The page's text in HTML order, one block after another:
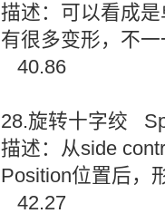
描述：可以看成
有很多变形，不
40.86
28.旋转十字绞
描述：从side
Position位置后，
42.27